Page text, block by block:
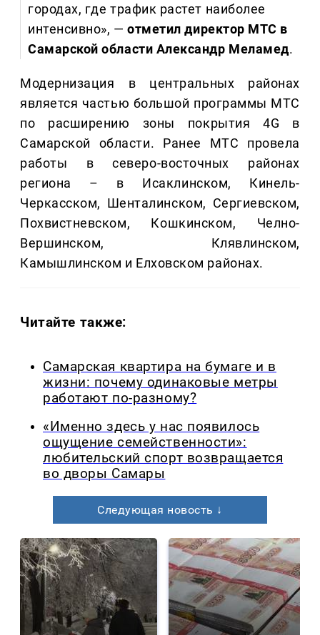
городах, где трафик растет наиболее
интенсивно», —отметил директор МТС в
Самарской области Александр Меламед.
Модернизация в центральных районах
является частью большой программы МТС
по расширению зоны покрытия 4G в
Самарской области. Ранее МТС провела
работы в северо-восточных районах
региона – в Исаклинском, Кинель-
Черкасском, Шенталинском, Сергиевском,
Похвистневском, Кошкинском, Челно-
Вершинском, Клявлинском,
Камышлинском и Елховском районах.
Читайте также:
Самарская квартира на бумаге и в
жизни: почему одинаковые метры
работают по-разному?
«Именно здесь у нас появилось
ощущение семейственности»:
любительский спорт возвращается
во дворы Самары
Следующая новость ↓